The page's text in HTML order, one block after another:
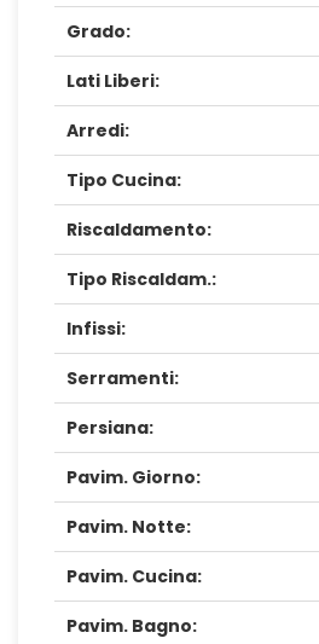
Grado:
Lati Liberi:
Arredi:
Tipo Cucina:
Riscaldamento:
Tipo Riscaldam.:
Infissi:
Serramenti:
Persiana:
Pavim. Giorno:
Pavim. Notte:
Pavim. Cucina:
Pavim. Bagno: